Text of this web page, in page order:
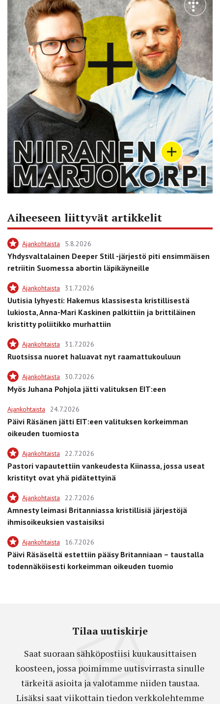
Aiheeseen liittyvät artikkelit
Ajankohtaista 5.8.2026
Yhdysvaltalainen Deeper Still -järjestö piti ensimmäisen
retriitin Suomessa abortin läpikäyneille
Ajankohtaista 31.7.2026
Uutisia lyhyesti: Hakemus klassisesta kristillisestä
lukiosta, Anna-Mari Kaskinen palkittiin ja brittiläinen
kristitty poliitikko murhattiin
Ajankohtaista 31.7.2026
Ruotsissa nuoret haluavat nyt raamattukouluun
Ajankohtaista 30.7.2026
Myös Juhana Pohjola jätti valituksen EIT:een
Ajankohtaista 24.7.2026
Päivi Räsänen jätti EIT:een valituksen korkeimman
oikeuden tuomiosta
Ajankohtaista 22.7.2026
Pastori vapautettiin vankeudesta Kiinassa, jossa useat
kristityt ovat yhä pidätettyinä
Ajankohtaista 22.7.2026
Amnesty leimasi Britanniassa kristillisiä järjestöjä
ihmisoikeuksien vastaisiksi
Ajankohtaista 16.7.2026
Päivi Räsäseltä estettiin pääsy Britanniaan – taustalla
todennäköisesti korkeimman oikeuden tuomio
Tilaa uutiskirje
Saat suoraan sähköpostiisi kuukausittaisen
koosteen, jossa poimimme uutisvirrasta sinulle
tärkeitä asioita ja valotamme niiden taustaa.
Lisäksi saat viikottain tiedon verkkolehtemme